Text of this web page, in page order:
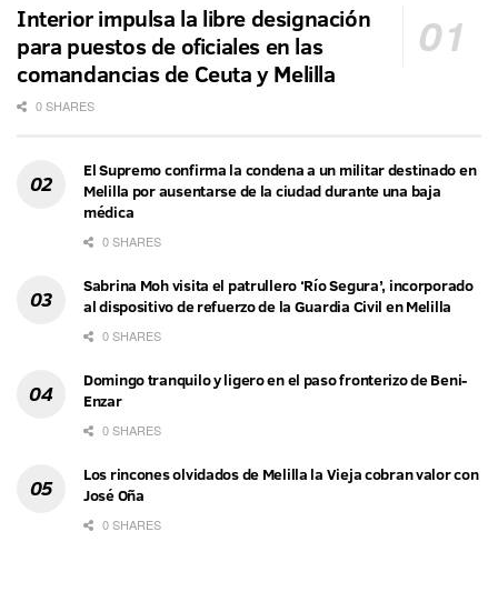
Interior impulsa la libre designación
para puestos de oficiales en las
comandancias de Ceuta y Melilla
0 SHARES
El Supremo confirma la condena a un militar destinado en
Melilla por ausentarse de la ciudad durante una baja
médica
0 SHARES
Sabrina Moh visita el patrullero ‘Río Segura’, incorporado
al dispositivo de refuerzo de la Guardia Civil en Melilla
0 SHARES
Domingo tranquilo y ligero en el paso fronterizo de Beni-
Enzar
0 SHARES
Los rincones olvidados de Melilla la Vieja cobran valor con
José Oña
0 SHARES